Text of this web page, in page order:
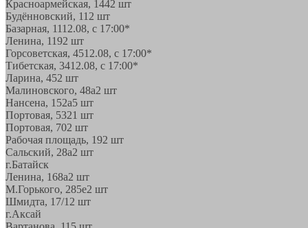
Красноармейская, 1442 шт
Будённовский, 11 2 шт
Базарная, 1112.08, с 17:00*
Ленина, 1192 шт
Горсоветская, 4512.08, с 17:00*
Тибетская, 3412.08, с 17:00*
Ларина, 452 шт
Малиновского, 48а2 шт
Нансена, 152а5 шт
Портовая, 5321 шт
Портовая, 702 шт
Рабочая площадь, 192 шт
Сальский, 28a2 шт
г.Батайск
Ленина, 168а2 шт
М.Горького, 285е2 шт
Шмидта, 17/1 2 шт
г.Аксай